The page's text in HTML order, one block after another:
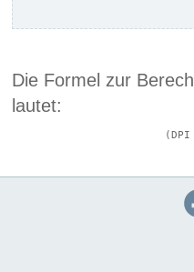
Die Formel zur
lautet: